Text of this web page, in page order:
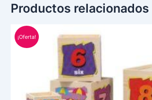
Productos relacionados
¡Oferta! precio
original
precio
actual
es:
S/ 65.00.